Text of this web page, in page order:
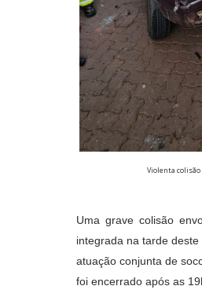
Violenta
Uma grave colisão
integrada na tarde
atuação conjunta de
foi encerrado após as